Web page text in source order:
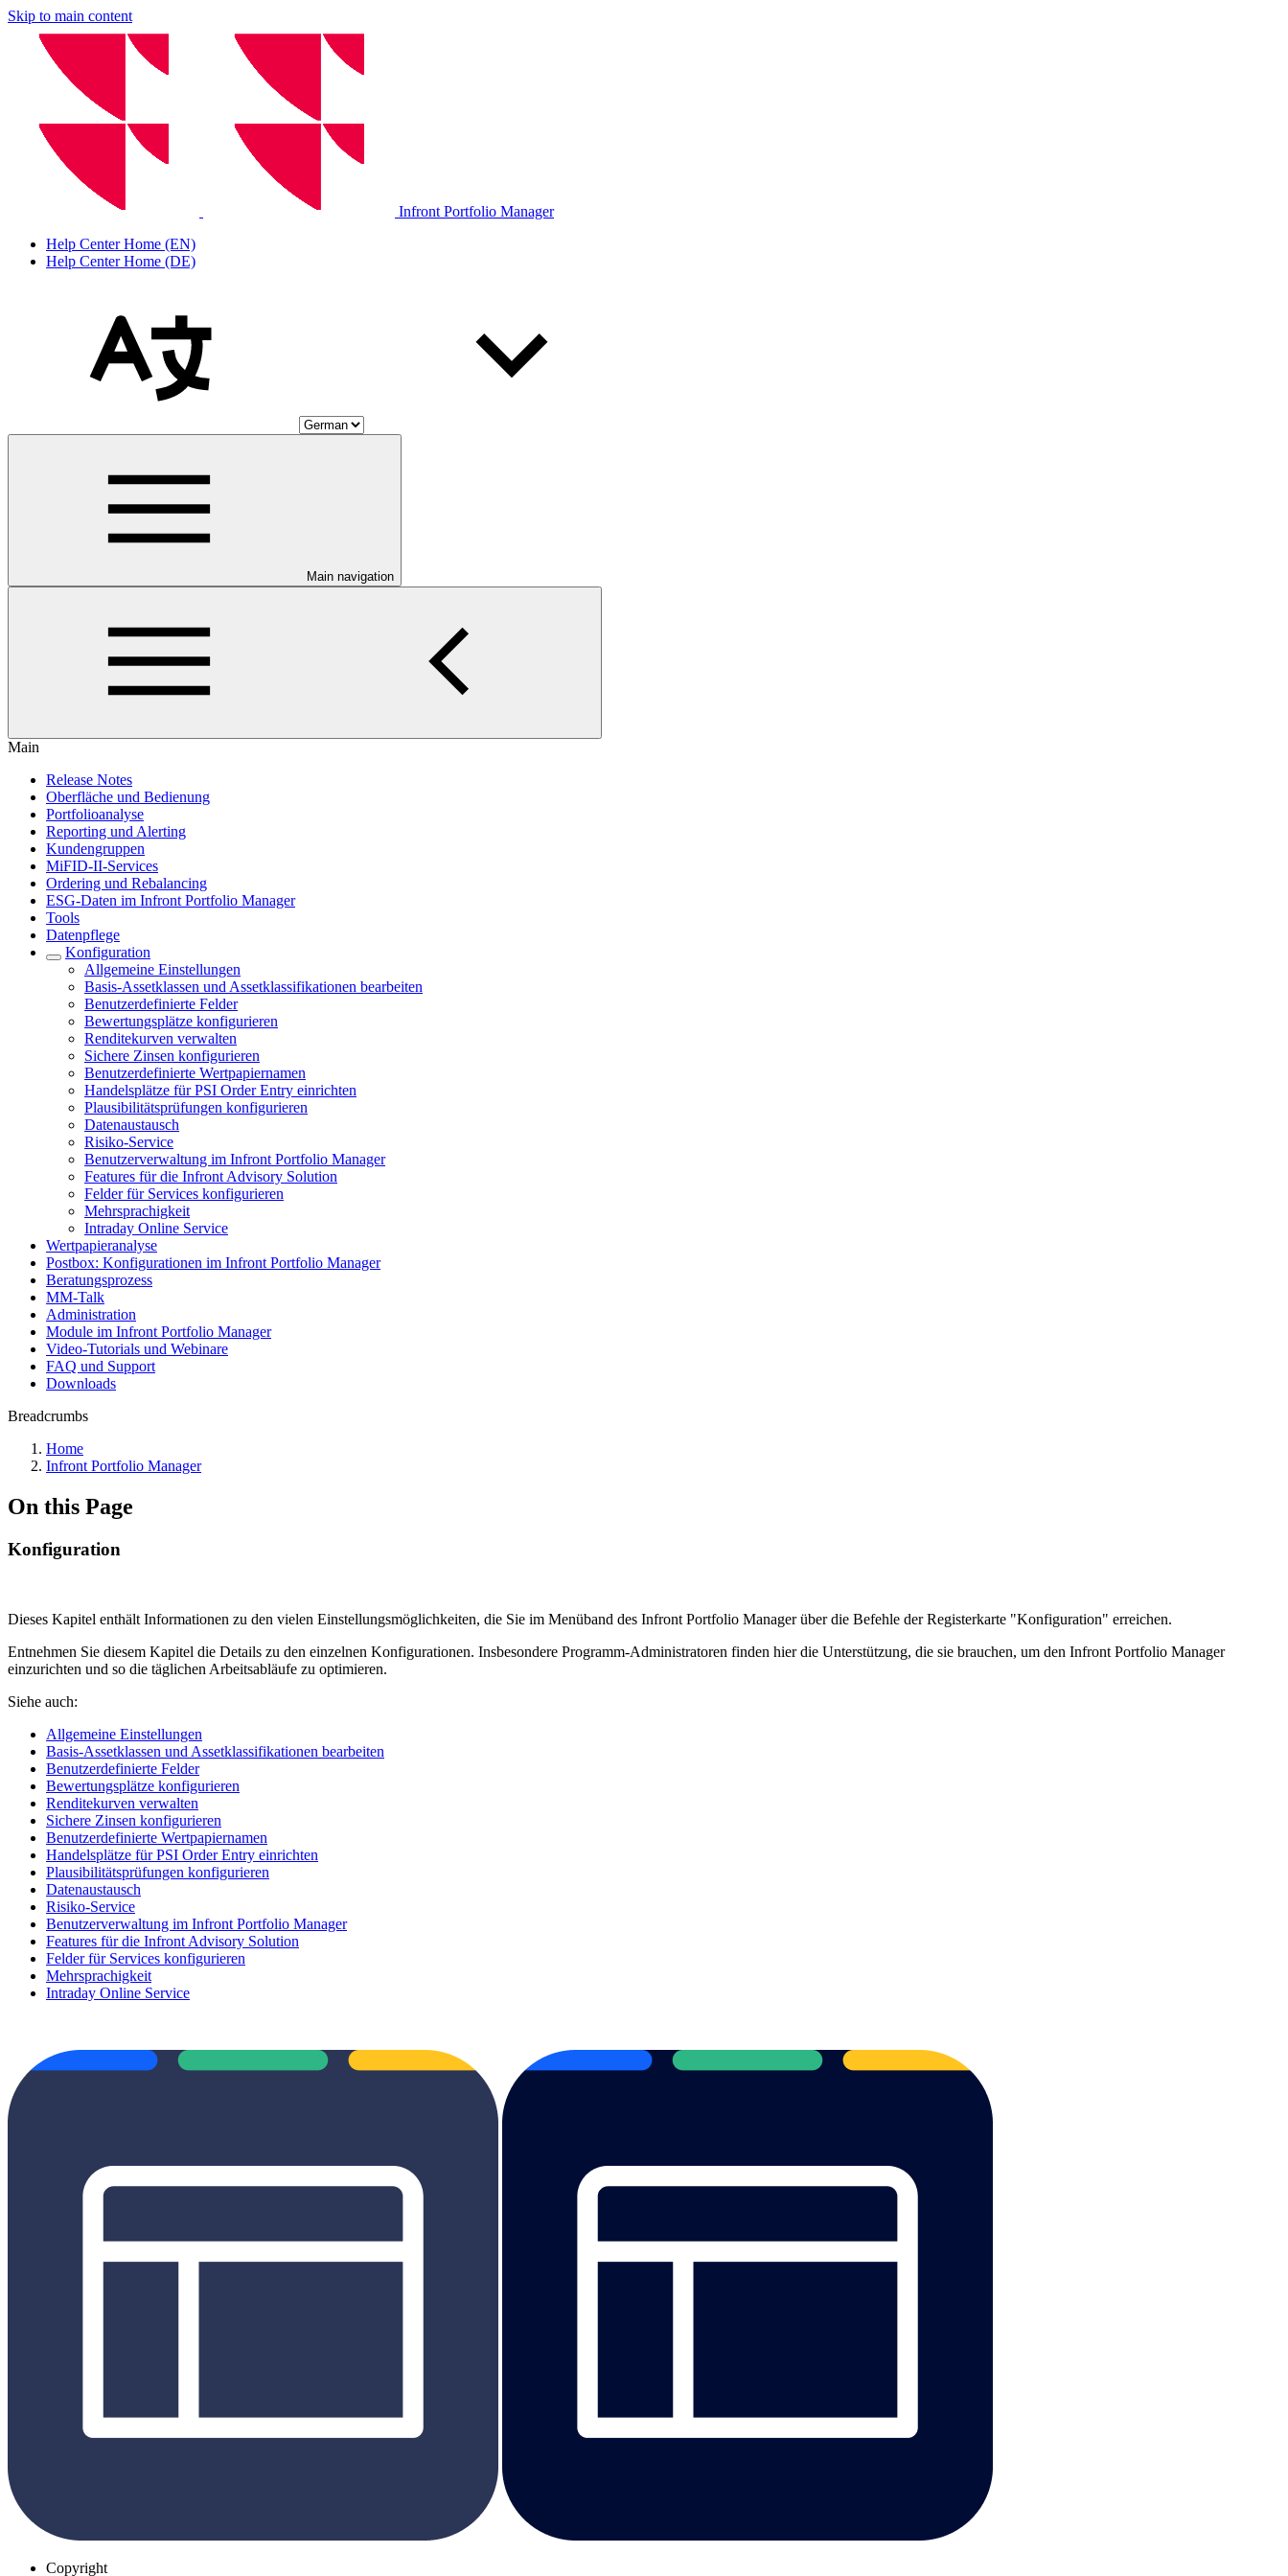
Skip to main content
Infront Portfolio Manager
Help Center Home (EN)
Help Center Home (DE)
Main navigation
Main
Release Notes
Oberfläche und Bedienung
Portfolioanalyse
Reporting und Alerting
Kundengruppen
MiFID-II-Services
Ordering und Rebalancing
ESG-Daten im Infront Portfolio Manager
Tools
Datenpflege
Konfiguration
Allgemeine Einstellungen
Basis-Assetklassen und Assetklassifikationen bearbeiten
Benutzerdefinierte Felder
Bewertungsplätze konfigurieren
Renditekurven verwalten
Sichere Zinsen konfigurieren
Benutzerdefinierte Wertpapiernamen
Handelsplätze für PSI Order Entry einrichten
Plausibilitätsprüfungen konfigurieren
Datenaustausch
Risiko-Service
Benutzerverwaltung im Infront Portfolio Manager
Features für die Infront Advisory Solution
Felder für Services konfigurieren
Mehrsprachigkeit
Intraday Online Service
Wertpapieranalyse
Postbox: Konfigurationen im Infront Portfolio Manager
Beratungsprozess
MM-Talk
Administration
Module im Infront Portfolio Manager
Video-Tutorials und Webinare
FAQ und Support
Downloads
Breadcrumbs
Home
Infront Portfolio Manager
On this Page
Konfiguration
Dieses Kapitel enthält Informationen zu den vielen Einstellungsmöglichkeiten, die Sie im Menüband des Infront Portfolio Manager über die Befehle der Registerkarte "Konfiguration" erreichen.
Entnehmen Sie diesem Kapitel die Details zu den einzelnen Konfigurationen. Insbesondere Programm-Administratoren finden hier die Unterstützung, die sie brauchen, um den Infront Portfolio Manager
einzurichten und so die täglichen Arbeitsabläufe zu optimieren.
Siehe auch:
Allgemeine Einstellungen
Basis-Assetklassen und Assetklassifikationen bearbeiten
Benutzerdefinierte Felder
Bewertungsplätze konfigurieren
Renditekurven verwalten
Sichere Zinsen konfigurieren
Benutzerdefinierte Wertpapiernamen
Handelsplätze für PSI Order Entry einrichten
Plausibilitätsprüfungen konfigurieren
Datenaustausch
Risiko-Service
Benutzerverwaltung im Infront Portfolio Manager
Features für die Infront Advisory Solution
Felder für Services konfigurieren
Mehrsprachigkeit
Intraday Online Service
Copyright